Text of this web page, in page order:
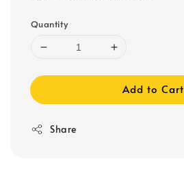
Quantity
Add to Cart
Share